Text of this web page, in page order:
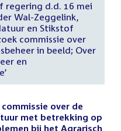
regering d.d. 16 mei
Wal-Zeggelink,
en Stikstof
commissie over
in beeld; Over
en
over de
met betrekking op
bij het Agrarisch